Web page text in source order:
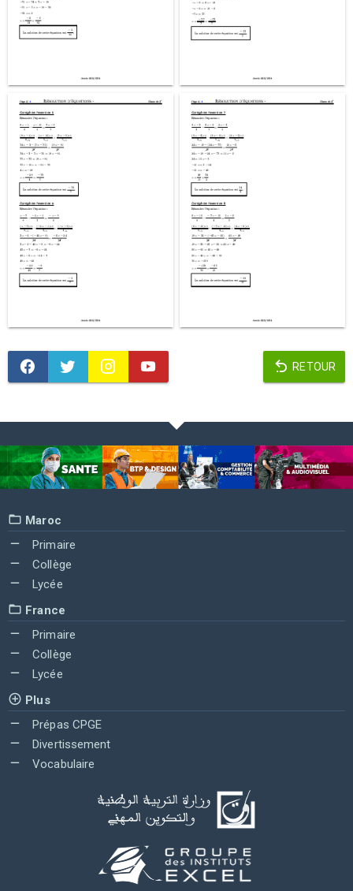
RETOUR
Maroc
Primaire
Collège
Lycée
France
Primaire
Collège
Lycée
Plus
Prépas CPGE
Divertissement
Vocabulaire